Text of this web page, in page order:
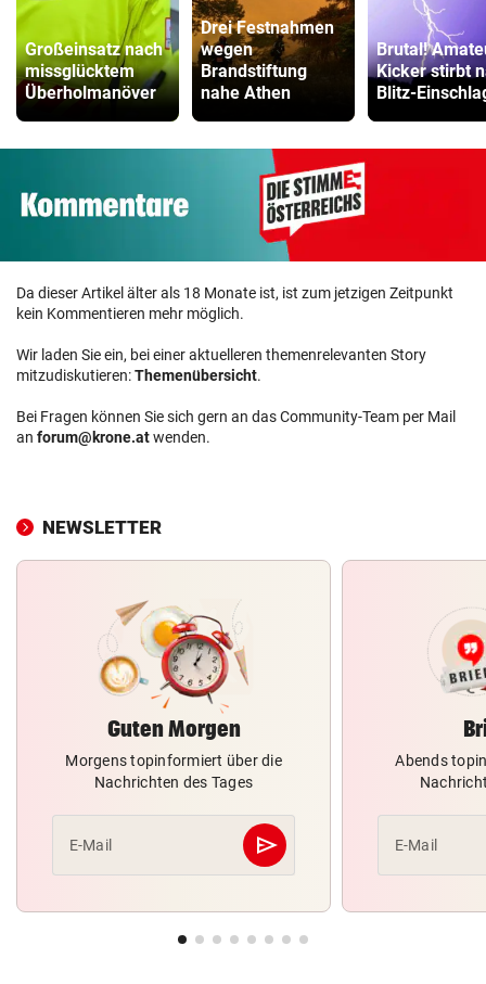
Großeinsatz nach
missglücktem
Überholmanöver
Drei Festnahmen
wegen
Brandstiftung
nahe Athen
Brutal!
Kicker stirbt
Blitz-
Da dieser Artikel älter als 18 Monate ist, ist zum jetzigen Zeitpunkt
kein Kommentieren mehr möglich.
Wir laden Sie ein, bei einer aktuelleren themenrelevanten Story
mitzudiskutieren:Themenübersicht.
Bei Fragen können Sie sich gern an das Community-Team per Mail
an forum@krone.atwenden.
NEWSLETTER
Guten Morgen
Morgens topinformiert über die
Nachrichten des Tages
E-Mail send
Abschicken
Abends
E-Mail